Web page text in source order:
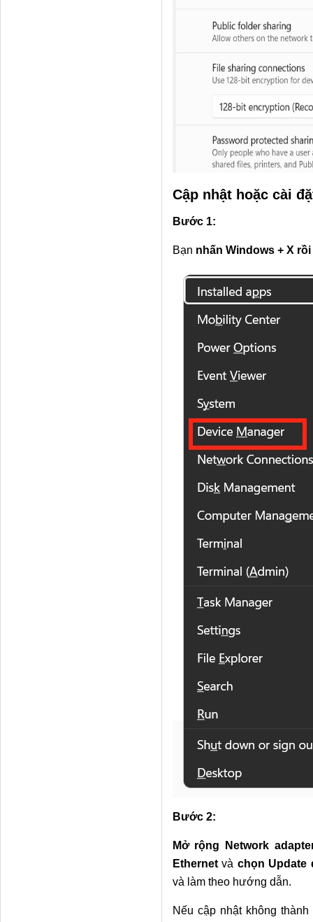
Cập nhật hoặc cài
Bước 1:
Bạn nhấn Windows + X
Bước 2:
Mở rộng Network
Ethernetvà chọn Update
và làm theo hướng dẫn.
Nếu cập nhật không